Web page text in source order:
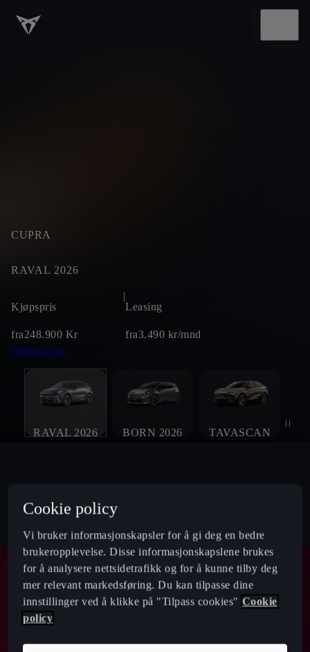
CUPRA
RAVAL 2026
Kjøpspris
fra248.900 Kr
|
Leasing
fra3.490 kr/mnd
Oppdag mer
RAVAL 2026 BORN 2026 TAVASCAN
Cookie policy
Vi bruker informasjonskapsler for å gi deg en bedre
brukeropplevelse. Disse informasjonskapslene brukes
for å analysere nettsidetrafikk og for å kunne tilby deg
mer relevant markedsføring. Du kan tilpasse dine
innstillinger ved å klikke på "Tilpass cookies" Cookie
policy